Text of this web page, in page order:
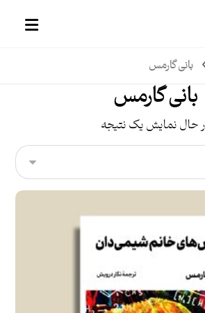
بانی گارمس
بانی گارمس
حال نمایش یک نتیجه